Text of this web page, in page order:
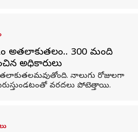
అతలాకుతలం.. 300 మంది
అధికారులు
నాలుగు రోజులగా
వరదలు పోటెత్తాయి.